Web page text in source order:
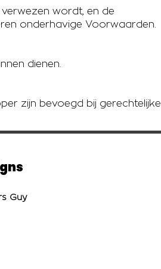
wordt, en de
onderhavige Voorwaarden.
dienen.
zijn bevoegd bij gerechtelijke
Guy